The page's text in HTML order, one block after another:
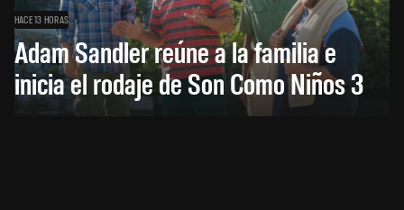
HACE 13 HORAS
Adam Sandler reúne a la familia e
inicia el rodaje de Son Como Niños 3